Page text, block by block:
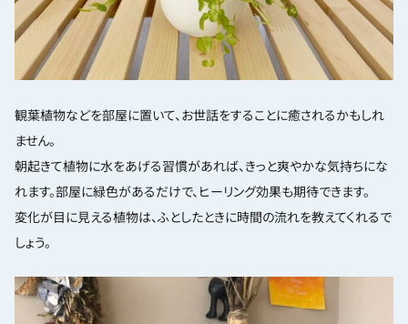
観葉植物などを部屋に置いて、お世話をすることに癒されるかもしれ
ません。
朝起きて植物に水をあげる習慣があれば、きっと爽やかな気持ちにな
れます。部屋に緑色があるだけで、ヒーリング効果も期待できます。
変化が目に見える植物は、ふとしたときに時間の流れを教えてくれるで
しょう。